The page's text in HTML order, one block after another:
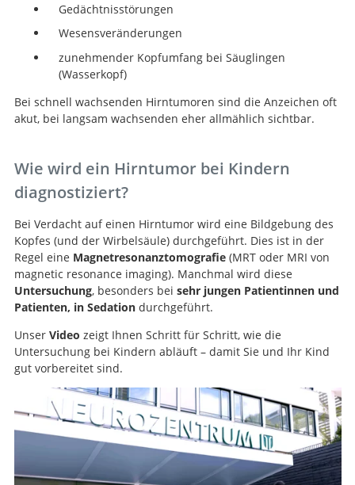
Gedächtnisstörungen
Wesensveränderungen
zunehmender Kopfumfang bei Säuglingen
(Wasserkopf)
Bei schnell wachsenden Hirntumoren sind die Anzeichen oft
akut, bei langsam wachsenden eher allmählich sichtbar.
Wie wird ein Hirntumor bei Kindern
diagnostiziert?
Bei Verdacht auf einen Hirntumor wird eine Bildgebung des
Kopfes (und der Wirbelsäule) durchgeführt. Dies ist in der
Regel eine Magnetresonanztomografie(MRT oder MRI von
magnetic resonance imaging). Manchmal wird diese
Untersuchung, besonders bei sehr jungen Patientinnen und
Patienten, in Sedationdurchgeführt.
Unser Video zeigt Ihnen Schritt für Schritt, wie die
Untersuchung bei Kindern abläuft – damit Sie und Ihr Kind
gut vorbereitet sind.